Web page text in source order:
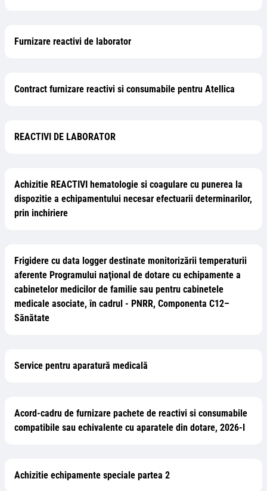
Furnizare reactivi de laborator
Contract furnizare reactivi si consumabile pentru Atellica
REACTIVI DE LABORATOR
Achizitie REACTIVI hematologie si coagulare cu punerea la
dispozitie a echipamentului necesar efectuarii determinarilor,
prin inchiriere
Frigidere cu data logger destinate monitorizării temperaturii
aferente Programului naţional de dotare cu echipamente a
cabinetelor medicilor de familie sau pentru cabinetele
medicale asociate, în cadrul - PNRR, Componenta C12–
Sănătate
Service pentru aparatură medicală
Acord-cadru de furnizare pachete de reactivi si consumabile
compatibile sau echivalente cu aparatele din dotare, 2026-I
Achizitie echipamente speciale partea 2